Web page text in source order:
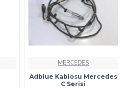
MERCEDES
Adblue Kablosu Mercedes
C Serisi